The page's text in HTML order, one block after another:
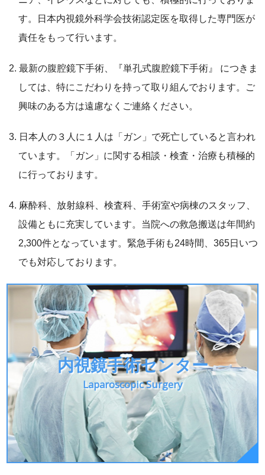
す。日本内視鏡外科学会技術認定医を取得した専門医が
責任をもって行います。
最新の腹腔鏡下手術、『単孔式腹腔鏡下手術』 につきま
しては、特にこだわりを持って取り組んでおります。ご
興味のある方は遠慮なくご連絡ください。
日本人の３人に１人は「ガン」で死亡していると言われ
ています。「ガン」に関する相談・検査・治療も積極的
に行っております。
麻酔科、放射線科、検査科、手術室や病棟のスタッフ、
設備ともに充実しています。当院への救急搬送は年間約
2,300件となっています。緊急手術も24時間、365日いつ
でも対応しております。
内視鏡手術センター
Laparoscopic Surgery